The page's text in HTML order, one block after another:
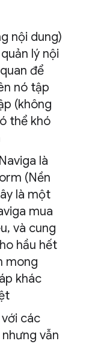
nội dung)
lý nội
để
nó tập
(không
thể khó
là
(Nền
là một
mua
và cung
hầu hết
mong
khác
các
vẫn